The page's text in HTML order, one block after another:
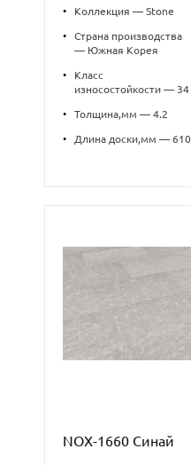
• Коллекция — Stone
•
Страна производства
— Южная Корея
•
Класс
износостойкости — 34
• Толщина,мм — 4.2
• Длина доски,мм — 610
NOX-1660 Синай